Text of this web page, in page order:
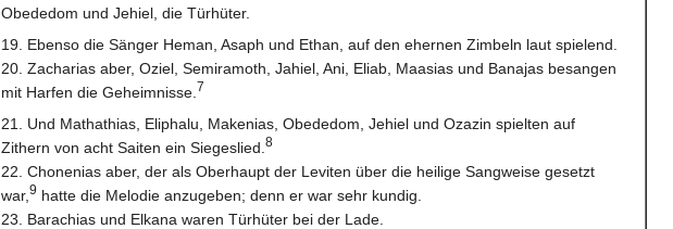
Obededom und Jehiel, die Türhüter.
19. Ebenso die Sänger Heman, Asaph und Ethan, auf den ehernen Zimbeln laut spielend.
20. Zacharias aber, Oziel, Semiramoth, Jahiel, Ani, Eliab, Maasias und Banajas besangen
mit Harfen die Geheimnisse. 7
21. Und Mathathias, Eliphalu, Makenias, Obededom, Jehiel und Ozazin spielten auf
Zithern von acht Saiten ein Siegeslied. 8
22. Chonenias aber, der als Oberhaupt der Leviten über die heilige Sangweise gesetzt
war, 9 hatte die Melodie anzugeben; denn er war sehr kundig.
23. Barachias und Elkana waren Türhüter bei der Lade.